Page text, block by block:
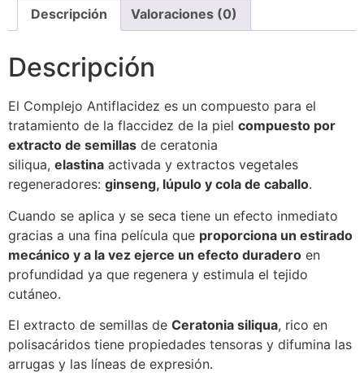
Descripción Valoraciones (0)
Descripción
El Complejo Antiflacidez es un compuesto para el
tratamiento de la flaccidez de la piel compuesto por
extracto de semillas de ceratonia
siliqua, elastina activada y extractos vegetales
regeneradores: ginseng, lúpulo y cola de caballo.
Cuando se aplica y se seca tiene un efecto inmediato
gracias a una fina película que proporciona un estirado
mecánico y a la vez ejerce un efecto duradero en
profundidad ya que regenera y estimula el tejido
cutáneo.
El extracto de semillas de Ceratonia siliqua, rico en
polisacáridos tiene propiedades tensoras y difumina las
arrugas y las líneas de expresión.